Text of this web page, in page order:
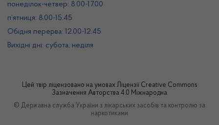
понеділок-четвер: 8.00-17.00
п’ятниця: 8.00-15.45
Обідня перерва: 12.00-12.45
Вихідні дні: субота, неділя
Цей твір ліцензовано на умовах Ліцензії Creative Commons
Зазначення Авторства 4.0 Міжнародна
© Державна служба України з лікарських засобів та контролю за
наркотиками